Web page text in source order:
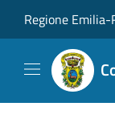
Regione Emilia-